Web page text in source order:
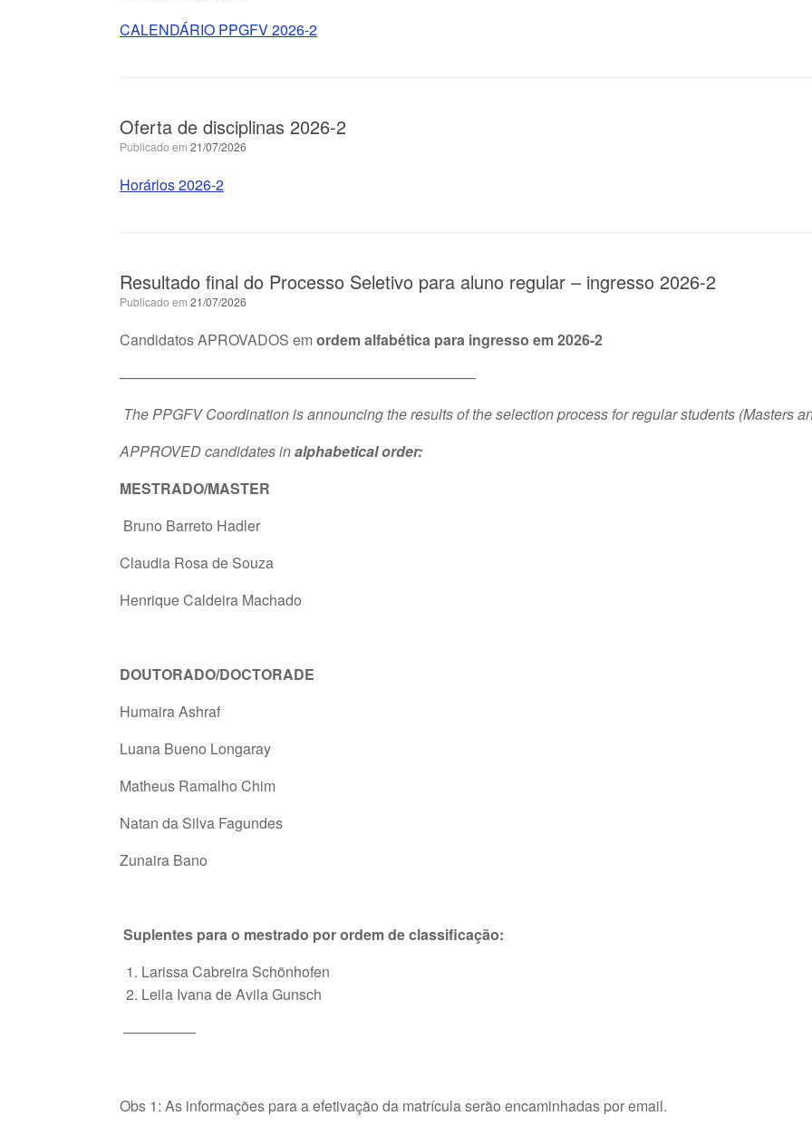
CALENDÁRIO PPGFV 2026-2
Oferta de disciplinas 2026-2
Publicado em 21/07/2026
Horários 2026-2
Resultado final do Processo Seletivo para aluno regular – ingresso 2026-2
Publicado em 21/07/2026
Candidatos APROVADOS emordem alfabética para ingresso em 2026-2
————————————————————————–
The PPGFV Coordination is announcing the results of the selection process for regular students (Masters
APPROVED candidates inalphabetical order:
MESTRADO/MASTER
Bruno Barreto Hadler
Claudia Rosa de Souza
Henrique Caldeira Machado
DOUTORADO/DOCTORADE
Humaira Ashraf
Luana Bueno Longaray
Matheus Ramalho Chim
Natan da Silva Fagundes
Zunaira Bano
Suplentes para o mestrado por ordem de classificação:
Larissa Cabreira Schönhofen
Leila Ivana de Avila Gunsch
—————
Obs 1: As informações para a efetivação da matrícula serão encaminhadas por email.